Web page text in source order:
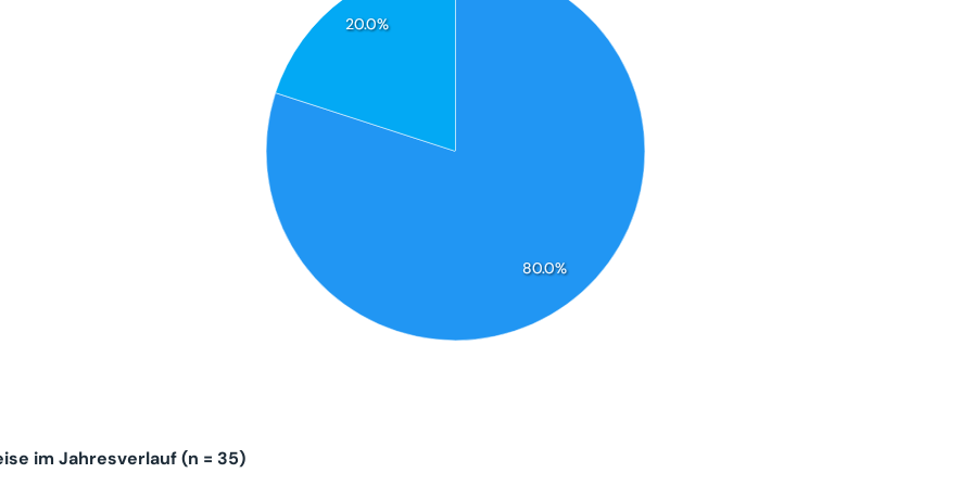
80.0%
20.0%
im Jahresverlauf (n = 35)